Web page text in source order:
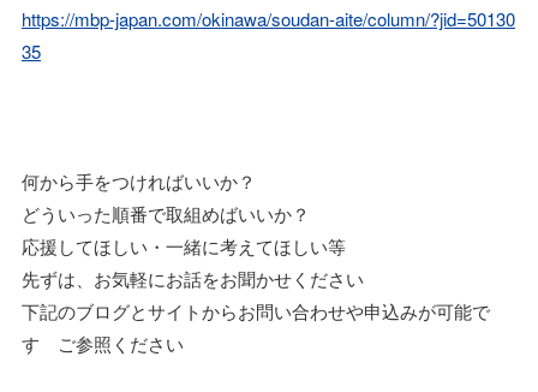
https://mbp-japan.com/okinawa/soudan-aite/column/?jid=50130
35
何から手をつければいいか？
どういった順番で取組めばいいか？
応援してほしい・一緒に考えてほしい等
先ずは、お気軽にお話をお聞かせください
下記のブログとサイトからお問い合わせや申込みが可能で
す ご参照ください